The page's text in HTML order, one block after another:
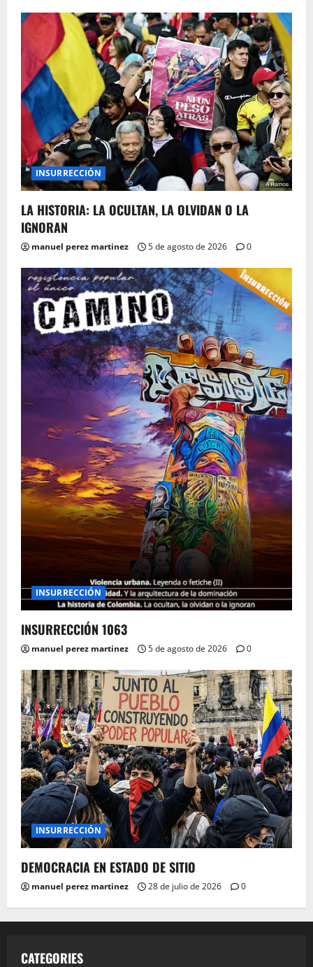
INSURRECCIÓN
LA HISTORIA: LA OCULTAN, LA OLVIDAN O LA
IGNORAN
manuel perez martinez 5 de agosto de 2026 0
INSURRECCIÓN
INSURRECCIÓN 1063
manuel perez martinez 5 de agosto de 2026 0
INSURRECCIÓN
DEMOCRACIA EN ESTADO DE SITIO
manuel perez martinez 28 de julio de 2026 0
CATEGORIES